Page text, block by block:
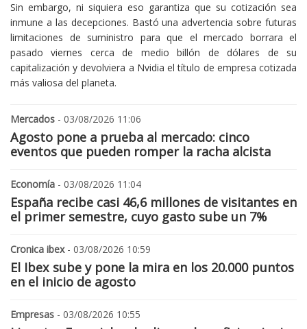
Sin embargo, ni siquiera eso garantiza que su cotización sea
inmune a las decepciones. Bastó una advertencia sobre futuras
limitaciones de suministro para que el mercado borrara el
pasado viernes cerca de medio billón de dólares de su
capitalización y devolviera a Nvidia el título de empresa cotizada
más valiosa del planeta.
Mercados - 03/08/2026 11:06
Agosto pone a prueba al mercado: cinco
eventos que pueden romper la racha alcista
Economía - 03/08/2026 11:04
España recibe casi 46,6 millones de visitantes en
el primer semestre, cuyo gasto sube un 7%
Cronica ibex- 03/08/2026 10:59
El Ibex sube y pone la mira en los 20.000 puntos
en el inicio de agosto
Empresas - 03/08/2026 10:55